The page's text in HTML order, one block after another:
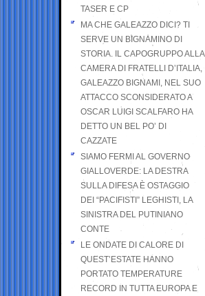
TASER E CP
MA CHE GALEAZZO DICI? TI
SERVE UN BIGNAMINO DI
STORIA. IL CAPOGRUPPO ALLA
CAMERA DI FRATELLI D’ITALIA,
GALEAZZO BIGNAMI, NEL SUO
ATTACCO SCONSIDERATO A
OSCAR LUIGI SCALFARO HA
DETTO UN BEL PO’ DI
CAZZATE
SIAMO FERMI AL GOVERNO
GIALLOVERDE: LA DESTRA
SULLA DIFESA È OSTAGGIO
DEI “PACIFISTI” LEGHISTI, LA
SINISTRA DEL PUTINIANO
CONTE
LE ONDATE DI CALORE DI
QUEST’ESTATE HANNO
PORTATO TEMPERATURE
RECORD IN TUTTA EUROPA E